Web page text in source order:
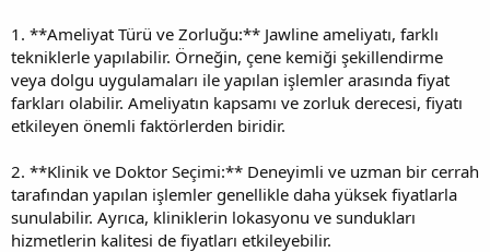
1. **Ameliyat Türü ve Zorluğu:** Jawline ameliyatı, farklı
tekniklerle yapılabilir. Örneğin, çene kemiği şekillendirme
veya dolgu uygulamaları ile yapılan işlemler arasında fiyat
farkları olabilir. Ameliyatın kapsamı ve zorluk derecesi, fiyatı
etkileyen önemli faktörlerden biridir.
2. **Klinik ve Doktor Seçimi:** Deneyimli ve uzman bir cerrah
tarafından yapılan işlemler genellikle daha yüksek fiyatlarla
sunulabilir. Ayrıca, kliniklerin lokasyonu ve sundukları
hizmetlerin kalitesi de fiyatları etkileyebilir.